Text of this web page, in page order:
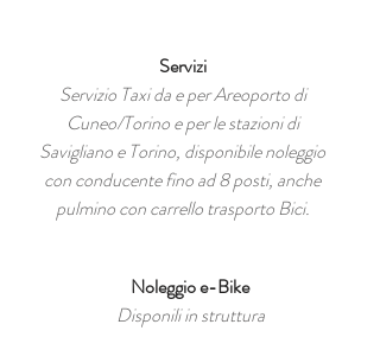
Servizi
Servizio Taxi da e per Areoporto di
Cuneo/Torino e per le stazioni di
Savigliano e Torino, disponibile noleggio
con conducente fino ad 8 posti, anche
pulmino con carrello trasporto Bici.
Noleggio e-Bike
Disponili in struttura